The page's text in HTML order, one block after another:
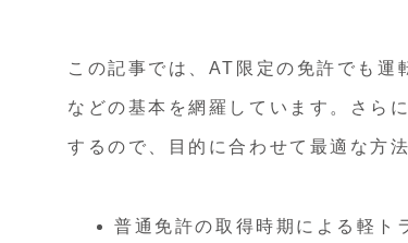
この記事では、AT限定の免許でも
などの基本を網羅しています。さら
するので、目的に合わせて最適な方
普通免許の取得時期による軽ト